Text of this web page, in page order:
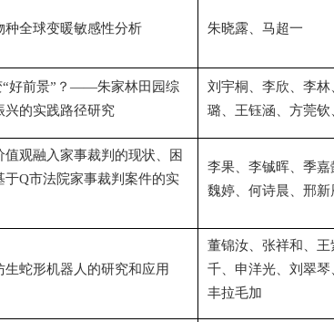
种全球变暖敏感性分析 朱晓露、马超一
“好前景”？——朱家林田园综
兴的实践路径研究
刘宇桐、李欣、李林
璐、王钰涵、方莞钦
值观融入家事裁判的现状、困
于Q市法院家事裁判案件的实
李果、李铖晖、季嘉
魏婷、何诗晨、邢新
生蛇形机器人的研究和应用
董锦汝、张祥和、
千、申洋光、刘翠琴
丰拉毛加